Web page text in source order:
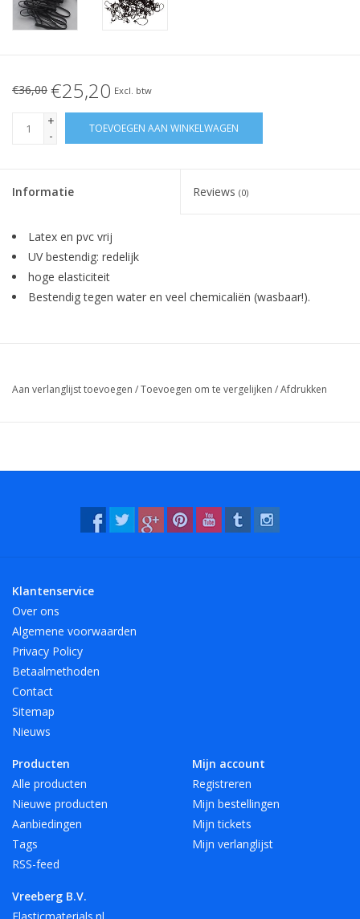
€36,00 €25,20 Excl. btw
+
-
TOEVOEGEN AAN WINKELWAGEN
Informatie Reviews (0)
Latex en pvc vrij
UV bestendig: redelijk
hoge elasticiteit
Bestendig tegen water en veel chemicaliën (wasbaar!).
Aan verlanglijst toevoegen /Toevoegen om te vergelijken /Afdrukken
Klantenservice
Over ons
Algemene voorwaarden
Privacy Policy
Betaalmethoden
Contact
Sitemap
Nieuws
Producten
Alle producten
Nieuwe producten
Aanbiedingen
Tags
RSS-feed
Mijn account
Registreren
Mijn bestellingen
Mijn tickets
Mijn verlanglijst
Vreeberg B.V.